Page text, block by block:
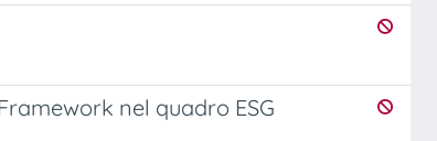
nel quadro ESG